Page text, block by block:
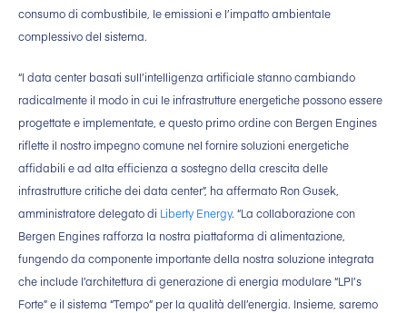
consumo di combustibile, le emissioni e l’impatto ambientale
complessivo del sistema.
“I data center basati sull’intelligenza artificiale stanno cambiando
radicalmente il modo in cui le infrastrutture energetiche possono essere
progettate e implementate, e questo primo ordine con Bergen Engines
riflette il nostro impegno comune nel fornire soluzioni energetiche
affidabili e ad alta efficienza a sostegno della crescita delle
infrastrutture critiche dei data center”, ha affermato Ron Gusek,
amministratore delegato di Liberty Energy. “La collaborazione con
Bergen Engines rafforza la nostra piattaforma di alimentazione,
fungendo da componente importante della nostra soluzione integrata
che include l’architettura di generazione di energia modulare “LPI’s
Forte” e il sistema “Tempo” per la qualità dell’energia. Insieme, saremo